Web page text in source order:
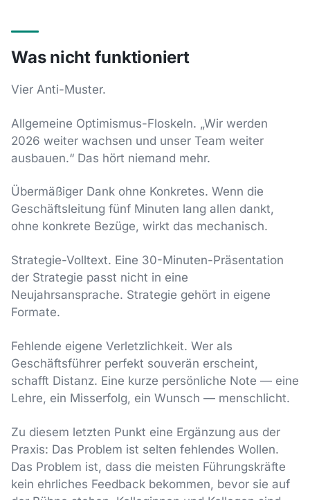
Was nicht funktioniert
Vier Anti-Muster.
Allgemeine Optimismus-Floskeln. „Wir werden
2026 weiter wachsen und unser Team weiter
ausbauen.“ Das hört niemand mehr.
Übermäßiger Dank ohne Konkretes. Wenn die
Geschäftsleitung fünf Minuten lang allen dankt,
ohne konkrete Bezüge, wirkt das mechanisch.
Strategie-Volltext. Eine 30-Minuten-Präsentation
der Strategie passt nicht in eine
Neujahrsansprache. Strategie gehört in eigene
Formate.
Fehlende eigene Verletzlichkeit. Wer als
Geschäftsführer perfekt souverän erscheint,
schafft Distanz. Eine kurze persönliche Note — eine
Lehre, ein Misserfolg, ein Wunsch — menschlicht.
Zu diesem letzten Punkt eine Ergänzung aus der
Praxis: Das Problem ist selten fehlendes Wollen.
Das Problem ist, dass die meisten Führungskräfte
kein ehrliches Feedback bekommen, bevor sie auf